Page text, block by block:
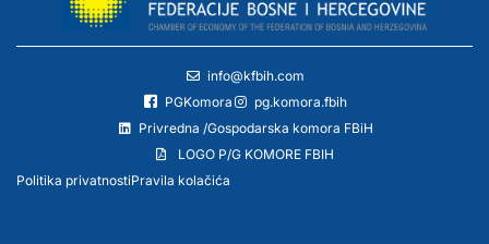
info@kfbih.com
PGKomora
pg.komora.fbih
Privredna /Gospodarska komora FBiH
LOGO P/G KOMORE FBIH
Politika privatnostiPravila kolačića